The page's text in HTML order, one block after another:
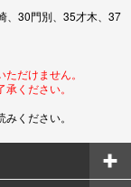
、30門別、35才木、37
だけません。
ください。
ください。